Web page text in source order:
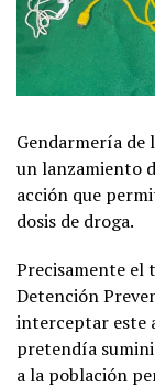
Gendarmería de
un lanzamiento
acción que
dosis de droga.
Precisamente el
Detención
interceptar este
pretendía
a la población